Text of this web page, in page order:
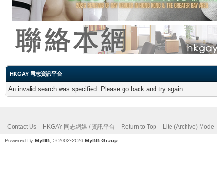
HKGAY 同志資訊平台
An invalid search was specified. Please go back and try again.
Contact Us HKGAY 同志網媒 / 資訊平台 Return to Top Lite (Archive) Mode
Powered By MyBB , © 2002-2026 MyBB Group